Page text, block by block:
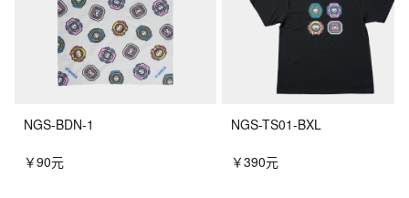
NGS-BDN-1
￥90元
NGS-TS01-BXL
￥390元